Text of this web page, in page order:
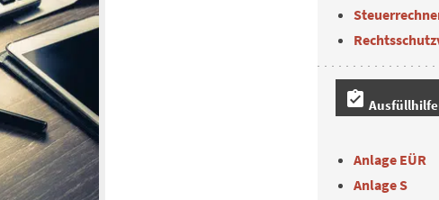
assignment_turned_in
Anlage EÜR
Anlage S